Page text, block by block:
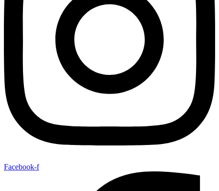
Facebook-f